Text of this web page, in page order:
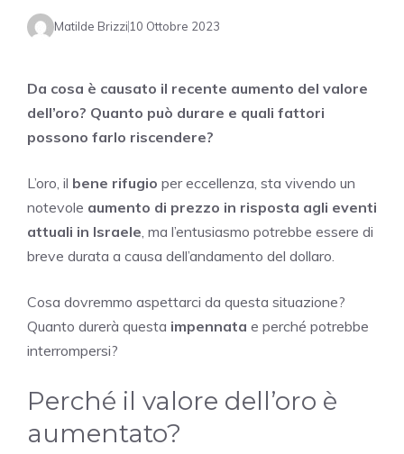
Matilde Brizzi 10 Ottobre 2023
Da cosa è causato il recente aumento del valore
dell’oro? Quanto può durare e quali fattori
possono farlo riscendere?
L’oro, il bene rifugio per eccellenza, sta vivendo un
notevole aumento di prezzo in risposta agli eventi
attuali in Israele , ma l’entusiasmo potrebbe essere di
breve durata a causa dell’andamento del dollaro.
Cosa dovremmo aspettarci da questa situazione?
Quanto durerà questa impennata e perché potrebbe
interrompersi?
Perché il valore dell’oro è
aumentato?